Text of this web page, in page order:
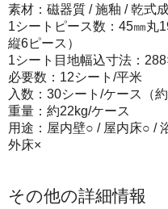
素材：磁器質 / 施釉 / 乾式
1シートピース数：45㎜丸
縦6ピース）
1シート目地幅込寸法：
必要数：12シート/平米
入数：30シート/ケース（約
重量：約22kg/ケース
用途：屋内壁○ / 屋内床○ /
外床×
その他の詳細情報